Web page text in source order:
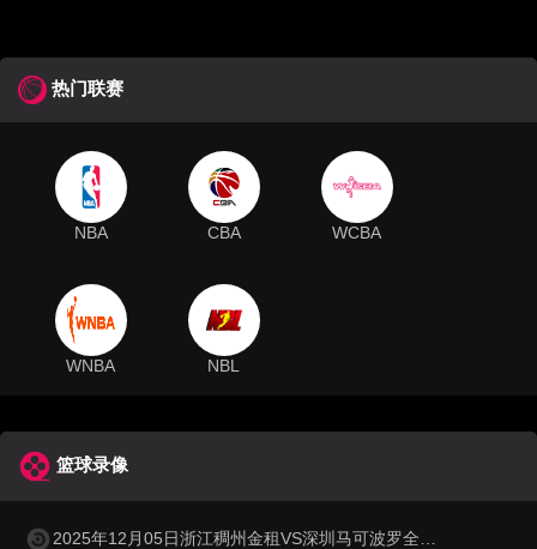
热门联赛
NBA CBA WCBA
WNBA NBL
篮球录像
2025年12月05日浙江稠州金租VS深圳马可波罗全场比赛录像回放